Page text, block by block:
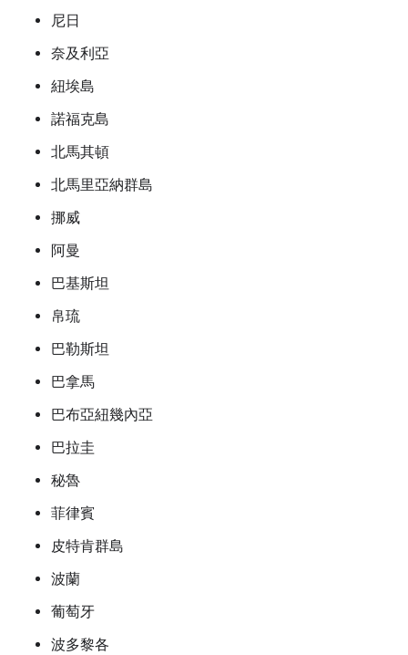
尼日
奈及利亞
紐埃島
諾福克島
北馬其頓
北馬里亞納群島
挪威
阿曼
巴基斯坦
帛琉
巴勒斯坦
巴拿馬
巴布亞紐幾內亞
巴拉圭
秘魯
菲律賓
皮特肯群島
波蘭
葡萄牙
波多黎各